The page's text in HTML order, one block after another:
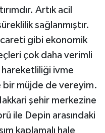
Artık acil
sağlanmıştır.
ticareti gibi ekonomik
çok daha verimli
hareketliliği ivme
bir müjde de vereyim.
şehir merkezine
ile Depin arasındaki
kaplamalı hale